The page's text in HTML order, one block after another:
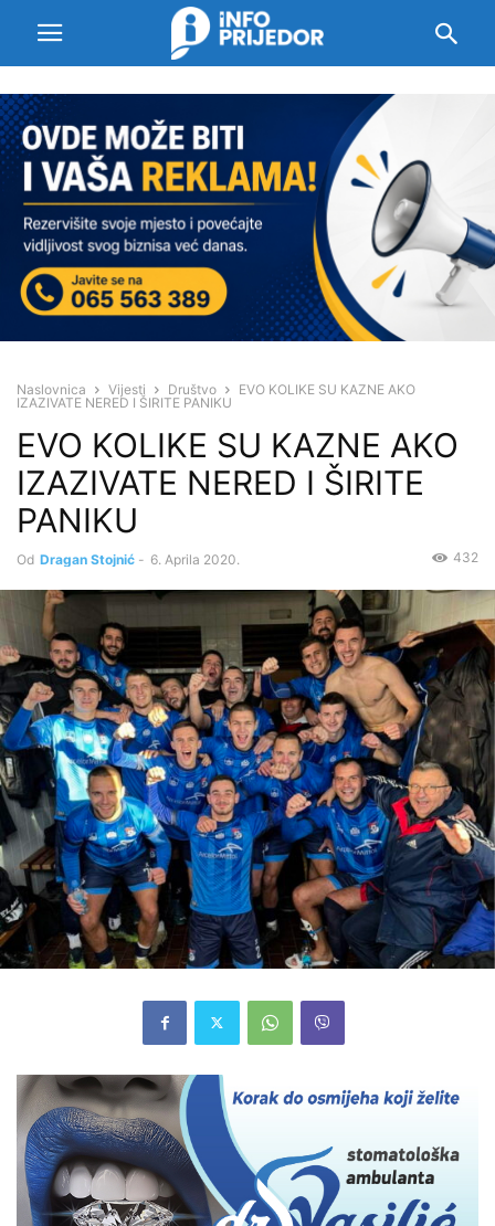
Naslovnica Vijesti Društvo
EVO KOLIKE SU KAZNE AKO
IZAZIVATE NERED I ŠIRITE PANIKU
EVO KOLIKE SU KAZNE AKO
IZAZIVATE NERED I ŠIRITE
PANIKU
Od Dragan Stojnić - 6. Aprila 2020. 432